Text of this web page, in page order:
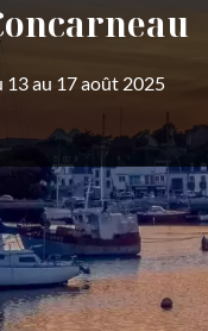
13 au 17 août 2025